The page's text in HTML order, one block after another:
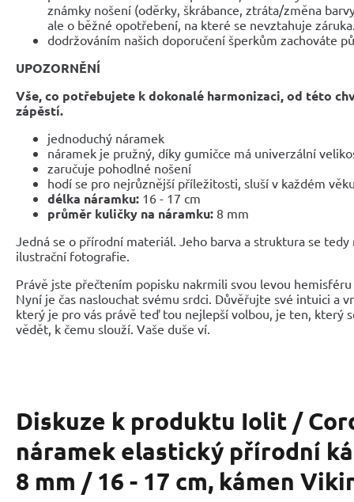
známky nošení (oděrky, škrábance, ztráta/změna
ale o běžné opotřebení, na které se nevztahuje
dodržováním našich doporučení šperkům zachováte
UPOZORNĚNÍ
Vše, co potřebujete k dokonalé harmonizaci, od této
zápěstí.
jednoduchý náramek
náramek je pružný, díky gumičce má univerzální
zaručuje pohodlné nošení
hodí se pro nejrůznější příležitosti, sluší v každém
délka náramku: 16 - 17 cm
průměr kuličky na náramku: 8 mm
Jedná se o přírodní materiál. Jeho barva a struktura se
ilustrační fotografie.
Právě jste přečtením popisku nakrmili svou levou
Nyní je čas naslouchat svému srdci. Důvěřujte své intuici a
který je pro vás právě teď tou nejlepší volbou, je ten, který
vědět, k čemu slouží. Vaše duše ví.
Diskuze k produktu Iolit /
náramek elastický přírodní
8 mm / 16 - 17 cm, kámen